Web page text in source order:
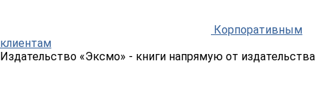
Корпоративным
клиентам
Издательство «Эксмо» - книги напрямую от издательства